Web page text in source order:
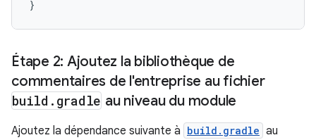
Étape 2: Ajoutez la bibliothèque de
commentaires de l'entreprise au fichier
build . gradle au niveau du module
Ajoutez la dépendance suivante à build.gradle au